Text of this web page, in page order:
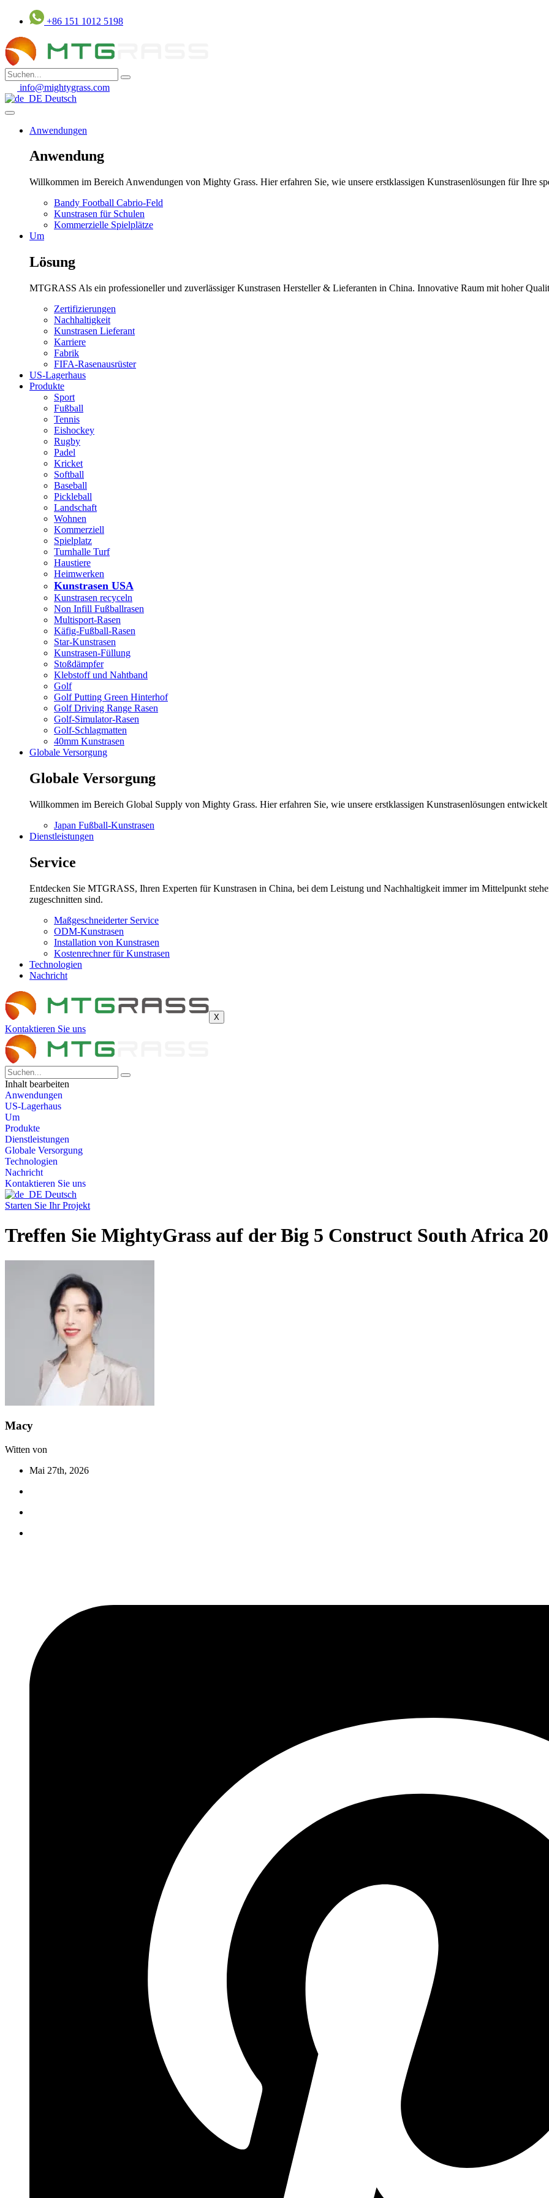
Inhalt
springen
+86 151 1012 5198
info@mightygrass.com
Deutsch
Anwendungen
Anwendung
Willkommen im Bereich Anwendungen von Mighty Grass. Hier erfahren Sie, wie unsere erstklassigen Kunstrasenlösungen für Ihre
Bandy Football Cabrio-Feld
Kunstrasen für Schulen
Kommerzielle Spielplätze
Um
Lösung
MTGRASS Als ein professioneller und zuverlässiger Kunstrasen Hersteller & Lieferanten in China. Innovative Raum mit hoher
Zertifizierungen
Nachhaltigkeit
Kunstrasen Lieferant
Karriere
Fabrik
FIFA-Rasenausrüster
US-Lagerhaus
Produkte
Sport
Fußball
Tennis
Eishockey
Rugby
Padel
Kricket
Softball
Baseball
Pickleball
Landschaft
Wohnen
Kommerziell
Spielplatz
Turnhalle Turf
Haustiere
Heimwerken
Kunstrasen USA
Kunstrasen recyceln
Non Infill Fußballrasen
Multisport-Rasen
Käfig-Fußball-Rasen
Star-Kunstrasen
Kunstrasen-Füllung
Stoßdämpfer
Klebstoff und Nahtband
Golf
Golf Putting Green Hinterhof
Golf Driving Range Rasen
Golf-Simulator-Rasen
Golf-Schlagmatten
40mm Kunstrasen
Globale Versorgung
Globale Versorgung
Willkommen im Bereich Global Supply von Mighty Grass. Hier erfahren Sie, wie unsere erstklassigen Kunstrasenlösungen
Japan Fußball-Kunstrasen
Dienstleistungen
Service
Entdecken Sie MTGRASS, Ihren Experten für Kunstrasen in China, bei dem Leistung und Nachhaltigkeit immer im Mittelpunkt
zugeschnitten sind.
Maßgeschneiderter Service
ODM-Kunstrasen
Installation von Kunstrasen
Kostenrechner für Kunstrasen
Technologien
Nachricht
X
Kontaktieren Sie uns
Inhalt bearbeiten
Anwendungen
US-Lagerhaus
Um
Produkte
Dienstleistungen
Globale Versorgung
Technologien
Nachricht
Kontaktieren Sie uns
Deutsch
Starten Sie Ihr Projekt
Treffen Sie MightyGrass auf der Big 5 Construct South Africa
Macy
Witten von
Mai 27th, 2026